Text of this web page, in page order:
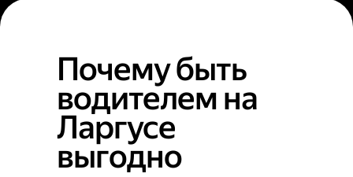
Почему быть
водителем на
Ларгусе
выгодно